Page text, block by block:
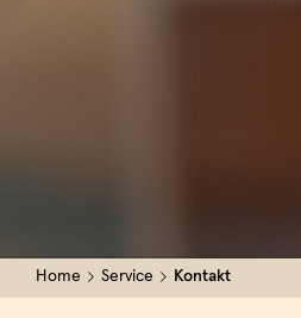
Home Service Kontakt